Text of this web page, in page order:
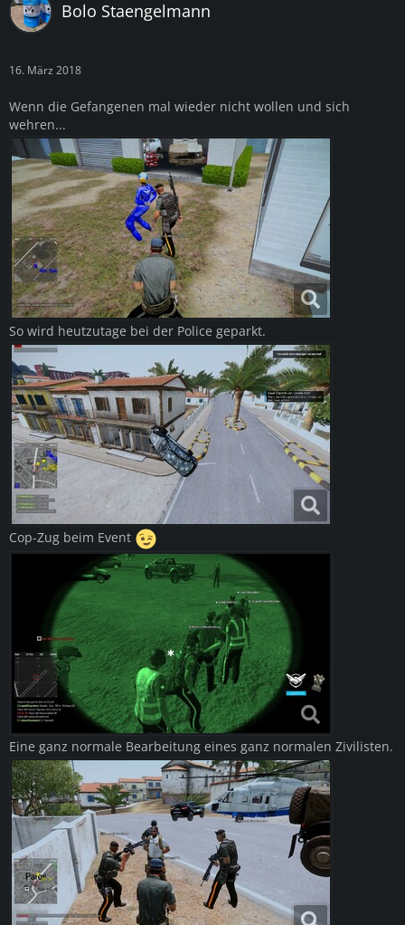
Bolo Staengelmann
16. März 2018
Wenn die Gefangenen mal wieder nicht wollen und sich
wehren...
So wird heutzutage bei der Police geparkt.
Cop-Zug beim Event
Eine ganz normale Bearbeitung eines ganz normalen Zivilisten.